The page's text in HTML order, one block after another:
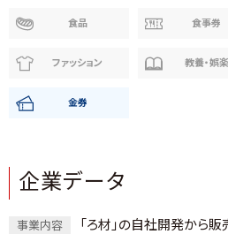
食品 食事券
ファッション 教養・娯楽
金券
企業データ
事業内容
「ろ材」の自社開発から